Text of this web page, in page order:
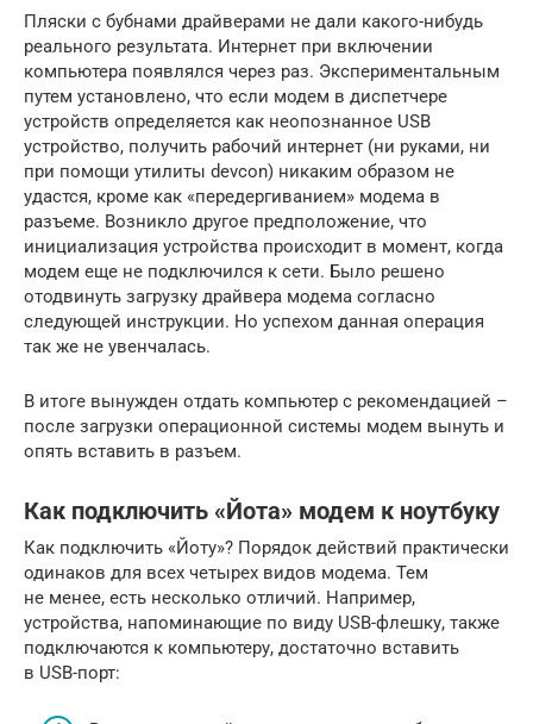
Пляски с бубнами драйверами не дали какого-нибудь
реального результата. Интернет при включении
компьютера появлялся через раз. Экспериментальным
путем установлено, что если модем в диспетчере
устройств определяется как неопознанное USB
устройство, получить рабочий интернет (ни руками, ни
при помощи утилиты devcon) никаким образом не
удастся, кроме как «передергиванием» модема в
разъеме. Возникло другое предположение, что
инициализация устройства происходит в момент, когда
модем еще не подключился к сети. Было решено
отодвинуть загрузку драйвера модема согласно
следующей инструкции. Но успехом данная операция
так же не увенчалась.
В итоге вынужден отдать компьютер с рекомендацией –
после загрузки операционной системы модем вынуть и
опять вставить в разъем.
Как подключить «Йота» модем к ноутбуку
Как подключить «Йоту»? Порядок действий практически
одинаков для всех четырех видов модема. Тем
не менее, есть несколько отличий. Например,
устройства, напоминающие по виду USB-флешку, также
подключаются к компьютеру, достаточно вставить
в USB-порт: